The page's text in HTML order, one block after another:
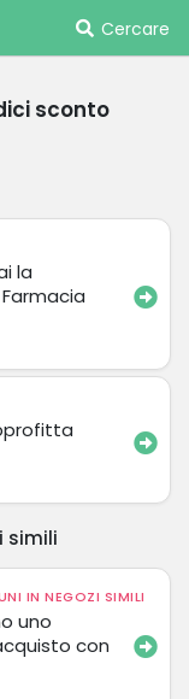
Cercare
sconto
la
simili
IN NEGOZI SIMILI
uno
con